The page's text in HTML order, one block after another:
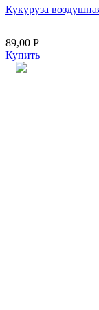
Кукуруза
89,00 Р
Купить